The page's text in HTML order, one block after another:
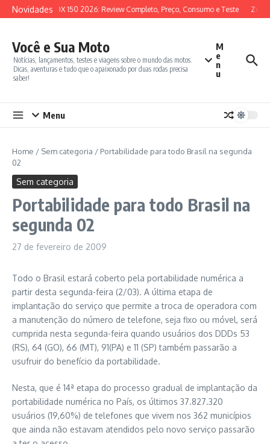
Ir para o conteúdo
NovidadesSYM ADX 150 2026: Review Completo, Preço, Consumo e Teste
Você e Sua Moto
Notícias, lançamentos, testes e viagens sobre o mundo das motos.
Dicas, aventuras e tudo que o apaixonado por duas rodas precisa
saber!
M
e
n
u
Menu
Home / Sem categoria / Portabilidade para todo Brasil na segunda
02
Sem categoria
Portabilidade para todo Brasil na
segunda 02
27 de fevereiro de 2009
Todo o Brasil estará coberto pela portabilidade numérica a
partir desta segunda-feira (2/03). A última etapa de
implantação do serviço que permite a troca de operadora com
a manutenção do número de telefone, seja fixo ou móvel, será
cumprida nesta segunda-feira quando usuários dos DDDs 53
(RS), 64 (GO), 66 (MT), 91(PA) e 11 (SP) também passarão a
usufruir do benefício da portabilidade.
Nesta, que é 14ª etapa do processo gradual de implantação da
portabilidade numérica no País, os últimos 37.827.320
usuários (19,60%) de telefones que vivem nos 362 municípios
que ainda não estavam atendidos pelo novo serviço passarão